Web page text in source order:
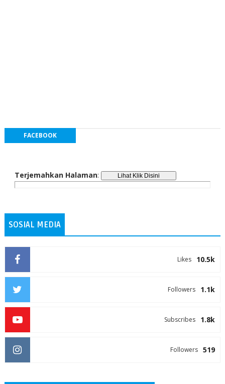
FACEBOOK
Terjemahkan Halaman:
SOSIAL MEDIA
10.5k
Likes
1.1k
Followers
1.8k
Subscribes
519
Followers